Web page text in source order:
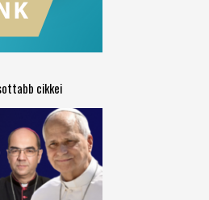
cikkei